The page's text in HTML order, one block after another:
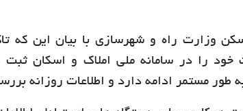
خود را در سامانه ملی املاک و اسکان ثبت
طور مستمر ادامه دارد و اطلاعات روزانه